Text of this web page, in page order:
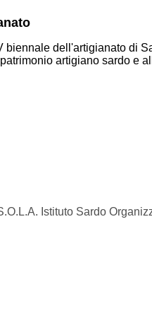
biennale dell'artigianato di
artigiano sardo e
Istituto Sardo